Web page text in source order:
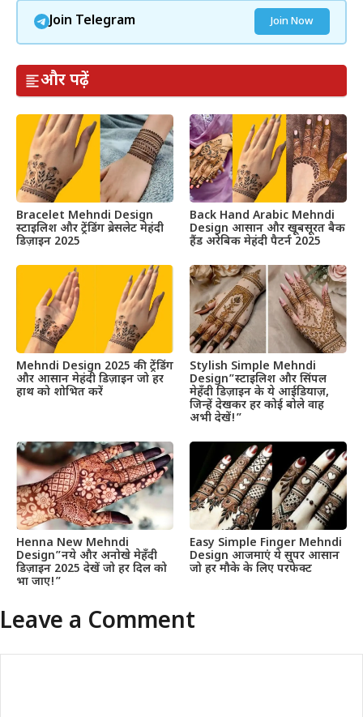
Join Telegram Join Now
और पढ़ें
Bracelet Mehndi Design
स्टाइलिश और ट्रेंडिंग ब्रेसलेट मेहंदी
डिज़ाइन 2025
Back Hand Arabic Mehndi
Design आसान और खूबसूरत बैक
हैंड अरेबिक मेहंदी पैटर्न 2025
Mehndi Design 2025 की ट्रेंडिंग
और आसान मेहंदी डिज़ाइन जो हर
हाथ को शोभित करें
Stylish Simple Mehndi
Design”स्टाइलिश और सिंपल
मेहँदी डिज़ाइन के ये आईडियाज़,
जिन्हें देखकर हर कोई बोले वाह
अभी देखें!”
Henna New Mehndi
Design”नये और अनोखे मेहँदी
डिज़ाइन 2025 देखें जो हर दिल को
भा जाए!”
Easy Simple Finger Mehndi
Design आजमाएं ये सुपर आसान
जो हर मौके के लिए परफेक्ट
Leave a Comment